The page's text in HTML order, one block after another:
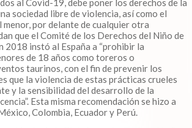
al Covid-19, debe poner los derechos de la
sociedad libre de violencia, así como el
por delante de cualquier otra
que el Comité de los Derechos del Niño de
2018 instó al España a “prohibir la
de 18 años como toreros o
taurinos, con el fin de prevenir los
que la violencia de estas prácticas crueles
y la sensibilidad del desarrollo de la
Esta misma recomendación se hizo a
Colombia, Ecuador y Perú.